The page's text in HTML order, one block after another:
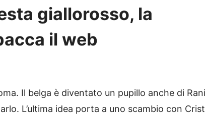
giallorosso, la
il web
Il belga è diventato un pupillo anche di
L’ultima idea porta a uno scambio con